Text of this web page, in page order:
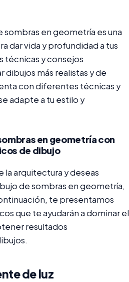
sombras en geometría es una
dar vida y profundidad a tus
técnicas y consejos
dibujos más realistas y de
con diferentes técnicas y
adapte a tu estilo y
en geometría con
de dibujo
la arquitectura y deseas
de sombras en geometría,
te presentamos
que te ayudarán a dominar el
resultados
de luz